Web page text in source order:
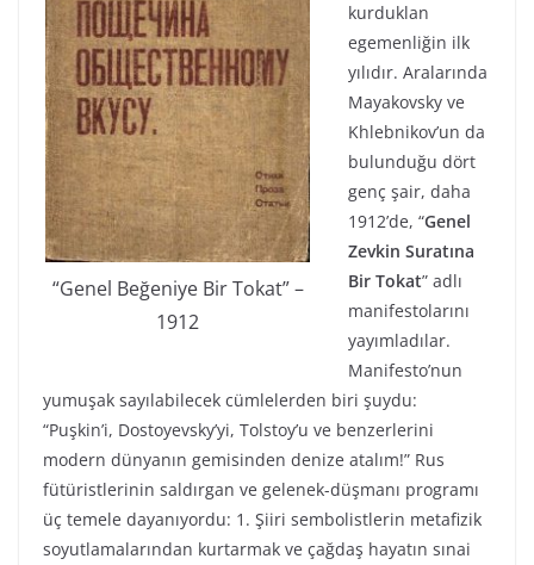
“Genel Beğeniye Bir Tokat” –
1912
kurduklan
egemenliğin ilk
yılıdır. Aralarında
Mayakovsky ve
Khlebnikov’un da
bulunduğu dört
genç şair, daha
1912’de, “Genel
Zevkin Suratına
Bir Tokat” adlı
manifestolarını
yayımladılar.
Manifesto’nun
yumuşak sayılabilecek cümlelerden biri şuydu:
“Puşkin’i, Dostoyevsky’yi, Tolstoy’u ve benzerlerini
modern dünyanın gemisinden denize atalım!” Rus
fütüristlerinin saldırgan ve gelenek-düşmanı programı
üç temele dayanıyordu: 1. Şiiri sembolistlerin metafizik
soyutlamalarından kurtarmak ve çağdaş hayatın sınai